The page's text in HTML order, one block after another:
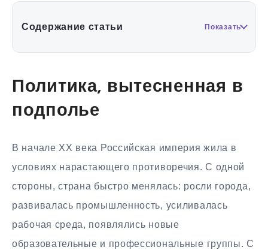
Содержание статьи Показать
Политика, вытесненная в
подполье
В начале XX века Российская империя жила в
условиях нарастающего противоречия. С одной
стороны, страна быстро менялась: росли города,
развивалась промышленность, усиливалась
рабочая среда, появлялись новые
образовательные и профессиональные группы. С